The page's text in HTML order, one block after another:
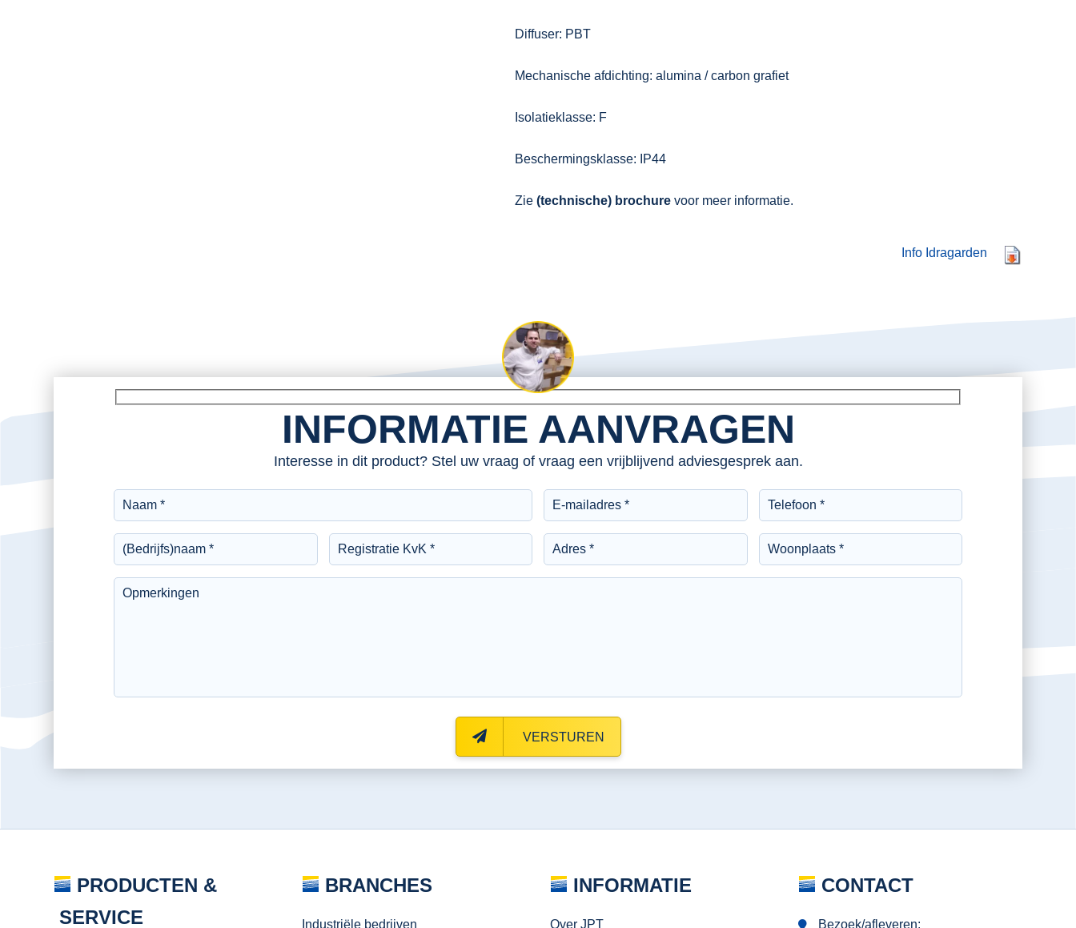
Diffuser: PBT
Mechanische afdichting: alumina / carbon grafiet
Isolatieklasse: F
Beschermingsklasse: IP44
Zie (technische) brochurevoor meer informatie.
Info Idragarden
INFORMATIE AANVRAGEN
Interesse in dit product? Stel uw vraag of vraag een vrijblijvend adviesgesprek aan.
VERSTUREN
PRODUCTEN &
SERVICE
BRANCHES
Industriële bedrijven
INFORMATIE
Over JPT
CONTACT
Bezoek/afleveren: